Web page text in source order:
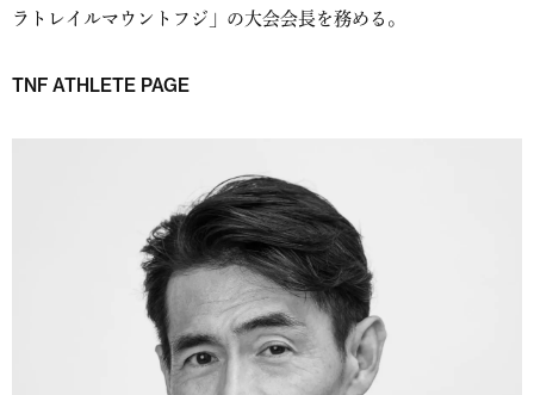
ラトレイルマウントフジ」の大会会長を務める。
TNF ATHLETE PAGE